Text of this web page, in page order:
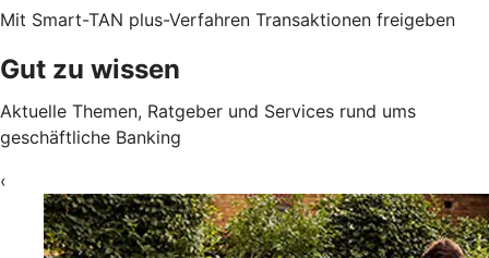
Mit Smart-TAN plus-Verfahren Transaktionen freigeben
Gut zu wissen
Aktuelle Themen, Ratgeber und Services rund ums
geschäftliche Banking
‹